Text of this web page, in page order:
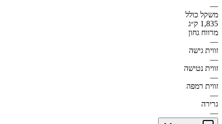
—
משקל כולל
1,835 ק״ג
מרווח גחון
—
זווית גישה
—
זווית נטישה
—
זווית רמפה
—
גרירה
—